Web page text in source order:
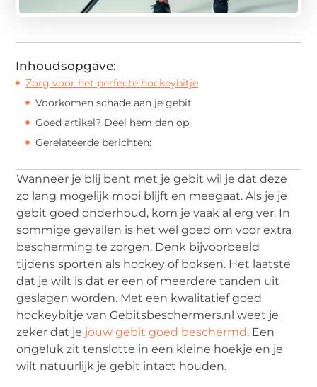
Inhoudsopgave:
Zorg voor het perfecte hockeybitje
Voorkomen schade aan je gebit
Goed artikel? Deel hem dan op:
Gerelateerde berichten:
Wanneer je blij bent met je gebit wil je dat deze
zo lang mogelijk mooi blijft en meegaat. Als je je
gebit goed onderhoud, kom je vaak al erg ver. In
sommige gevallen is het wel goed om voor extra
bescherming te zorgen. Denk bijvoorbeeld
tijdens sporten als hockey of boksen. Het laatste
dat je wilt is dat er een of meerdere tanden uit
geslagen worden. Met een kwalitatief goed
hockeybitje van Gebitsbeschermers.nl weet je
zeker dat je jouw gebit goed beschermd. Een
ongeluk zit tenslotte in een kleine hoekje en je
wilt natuurlijk je gebit intact houden.